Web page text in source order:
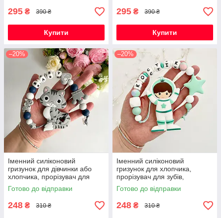
295 ₴ 390 ₴
Купити
295 ₴ 390 ₴
Купити
–20%
Іменний силіконовий
гризунок для дівчинки або
хлопчика, прорізувач для
зубів, котик Фелікс (сірий)
Готово до відправки
248 ₴ 310 ₴
–20%
Іменний силіконовий
гризунок для хлопчика,
прорізувач для зубів,
Космонавт (м'ята)
Готово до відправки
248 ₴ 310 ₴